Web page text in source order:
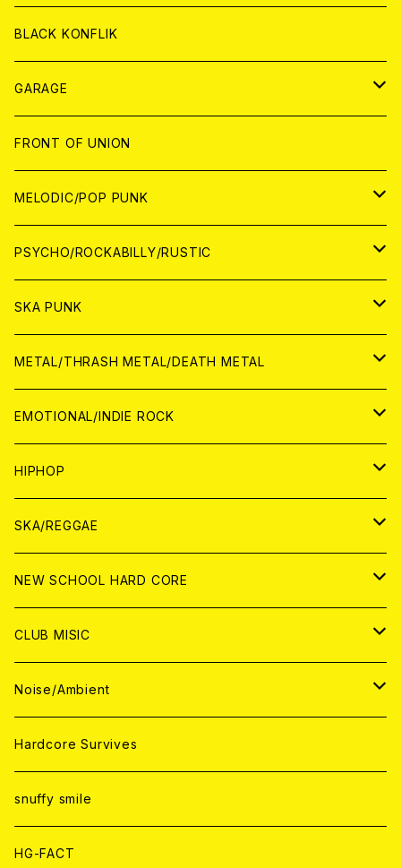
ANALOG
ANALOG
CD
ANALOG
BLACK KONFLIK
GARAGE
JAPAN
アナログ
CD
WORLD
アナログ
CD
FRONT OF UNION
MELODIC/POP PUNK
JAPAN
CD
ANALOG
WORLD
CD
ANALOG
PSYCHO/ROCKABILLY/RUSTIC
JAPAN
CD
ANALOG
WORLD
CD
ANALOG
SKA PUNK
JAPAN
CD
ANALOG
WORLD
CD
ANALOG
METAL/THRASH METAL/DEATH METAL
JAPAN
CD
ANALOG
WORLD
ANALOG
CD
EMOTIONAL/INDIE ROCK
JAPAN
CD
ANALOG
WORLD
CD
ANALOG
HIPHOP
JAPAN
CD
ANALOG
WORLD
CD
ANALOG
SKA/REGGAE
JAPAN
CD
ANALOG
WORLD
CD
ANALOG
NEW SCHOOL HARD CORE
JAPAN
CD
ANALOG
WORLD
CD
ANALOG
CLUB MISIC
JAPAN
CD
ANALOG
WORLD
CD
ANALOG
Noise/Ambient
JAPAN
CD
ANALOG
WORLD
CD
Hardcore Survives
snuffy smile
HG-FACT